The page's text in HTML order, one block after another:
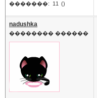
�������: 11 ()
nadushka
�������� ������